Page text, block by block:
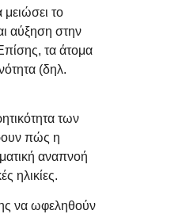
το
αύξηση στην
τα άτομα
(δηλ.
των
πώς η
αναπνοή
ηλικίες.
να ωφεληθούν